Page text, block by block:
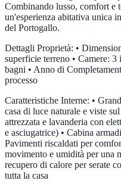
Combinando lusso, comfort e
un'esperienza abitativa unica
del Portogallo.
Dettagli Proprietà: •
superficie terreno • Camere:
bagni • Anno di
processo
Caratteristiche Interne: •
casa di luce naturale e viste
attrezzata e lavanderia con
e asciugatrice) • Cabina
Pavimenti riscaldati per
movimento e umidità per una
recupero di calore per serate
tutta la casa